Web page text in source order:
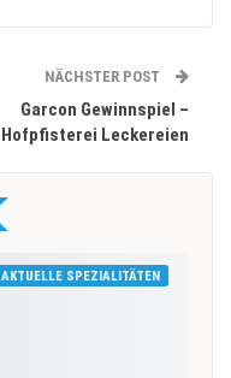
NÄCHSTER POST
Garcon Gewinnspiel –
Hofpfisterei Leckereien
AKTUELLE SPEZIALITÄTEN